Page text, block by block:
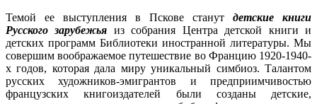
Темой ее выступления в Пскове станут детские книги
Русского зарубежья из собрания Центра детской книги и
детских программ Библиотеки иностранной литературы. Мы
совершим воображаемое путешествие во Францию 1920-1940-
х годов, которая дала миру уникальный симбиоз. Талантом
русских художников-эмигрантов и предприимчивостью
французских книгоиздателей были созданы детские,